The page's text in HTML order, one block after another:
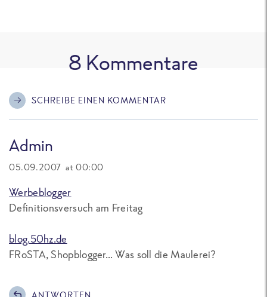
8 Kommentare
SCHREIBE EINEN KOMMENTAR
Admin
05.09.2007 at 00:00
Werbeblogger
Definitionsversuch am Freitag
blog.50hz.de
FRoSTA, Shopblogger… Was soll die Maulerei?
ANTWORTEN